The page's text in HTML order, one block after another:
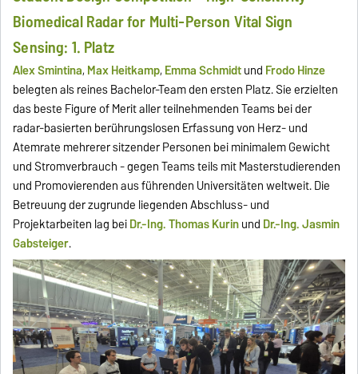
Biomedical Radar for Multi-Person Vital Sign
Sensing: 1. Platz
Alex Smintina, Max Heitkamp, Emma Schmidtund Frodo Hinze
belegten als reines Bachelor-Team den ersten Platz. Sie erzielten
das beste Figure of Merit aller teilnehmenden Teams bei der
radar-basierten berührungslosen Erfassung von Herz- und
Atemrate mehrerer sitzender Personen bei minimalem Gewicht
und Stromverbrauch - gegen Teams teils mit Masterstudierenden
und Promovierenden aus führenden Universitäten weltweit. Die
Betreuung der zugrunde liegenden Abschluss- und
Projektarbeiten lag beiDr.-Ing. Thomas Kurinund Dr.-Ing. Jasmin
Gabsteiger.